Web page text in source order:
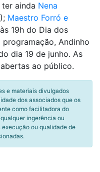
ainda Nena
Maestro Forró e
19h do Dia dos
Andinho
dia 19 de junho. As
ao público.
e materiais divulgados
dos associados que os
como facilitadora do
ingerência ou
ou qualidade de